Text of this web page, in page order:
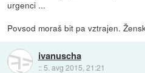
urgenci ...
Povsod moraš bit pa vztrajen.
ivanuscha
:: 5. avg 2015, 21:21